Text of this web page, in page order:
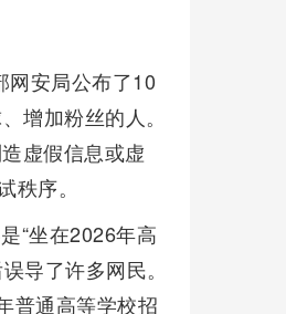
网安局公布了10
增加粉丝的人。
虚假信息或虚
序。
“坐在2026年高
导了许多网民。
普通高等学校招